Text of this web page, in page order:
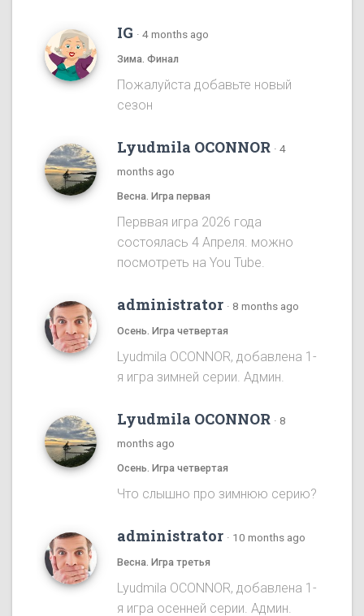
IG · 4 months ago
Зима. Финал
Пожалуйста добавьте новый
сезон
Lyudmila OCONNOR · 4
months ago
Весна. Игра первая
Перввая игра 2026 года
состоялась 4 Апреля. можно
посмотреть на You Tube.
administrator · 8 months ago
Осень. Игра четвертая
Lyudmila OCONNOR, добавлена 1-
я игра зимней серии. Админ.
Lyudmila OCONNOR · 8
months ago
Осень. Игра четвертая
Что слышно про зимнюю серию?
administrator · 10 months ago
Весна. Игра третья
Lyudmila OCONNOR, добавлена 1-
я игра осенней серии. Админ.